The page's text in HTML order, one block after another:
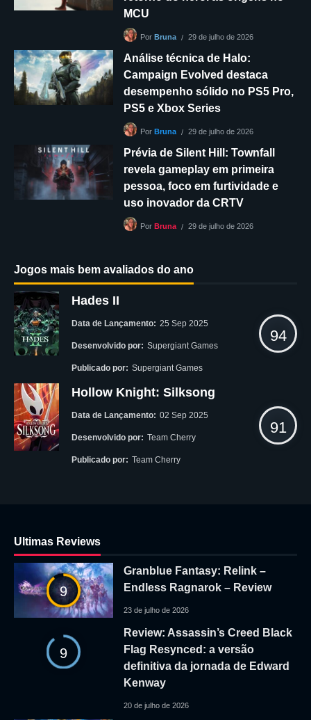
MCU
Por Bruna 29 de julho de 2026
Análise técnica de Halo:
Campaign Evolved destaca
desempenho sólido no PS5 Pro,
PS5 e Xbox Series
Por Bruna 29 de julho de 2026
Prévia de Silent Hill: Townfall
revela gameplay em primeira
pessoa, foco em furtividade e
uso inovador da CRTV
Por Bruna 29 de julho de 2026
Jogos mais bem avaliados do ano
Hades II
Data de Lançamento: 25 Sep 2025
Desenvolvido por: Supergiant Games
Publicado por: Supergiant Games
94
Hollow Knight: Silksong
Data de Lançamento: 02 Sep 2025
Desenvolvido por: Team Cherry
Publicado por: Team Cherry
91
Ultimas Reviews
9
Granblue Fantasy: Relink –
Endless Ragnarok – Review
23 de julho de 2026
9
Review: Assassin’s Creed Black
Flag Resynced: a versão
definitiva da jornada de Edward
Kenway
20 de julho de 2026